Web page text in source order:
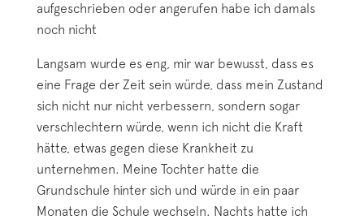
aufgeschrieben oder angerufen habe ich damals
noch nicht
Langsam wurde es eng, mir war bewusst, dass es
eine Frage der Zeit sein würde, dass mein Zustand
sich nicht nur nicht verbessern, sondern sogar
verschlechtern würde, wenn ich nicht die Kraft
hätte, etwas gegen diese Krankheit zu
unternehmen. Meine Tochter hatte die
Grundschule hinter sich und würde in ein paar
Monaten die Schule wechseln. Nachts hatte ich